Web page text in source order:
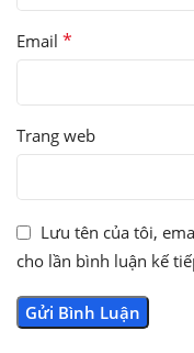
Email *
Trang web
Lưu tên của tôi,
cho lần bình luận kế